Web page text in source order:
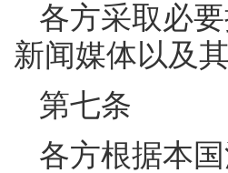
各方采取必
新闻媒体以及
第七条
各方根据本